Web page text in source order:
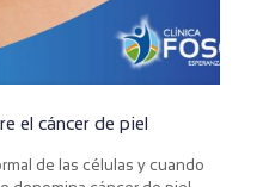
el cáncer de piel
de las células y cuando